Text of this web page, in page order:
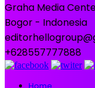
Graha Media
Bogor - Indonesia
+628557777888